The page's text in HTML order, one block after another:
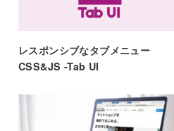
レスポンシブなタブメニュー
CSS&JS -Tab UI